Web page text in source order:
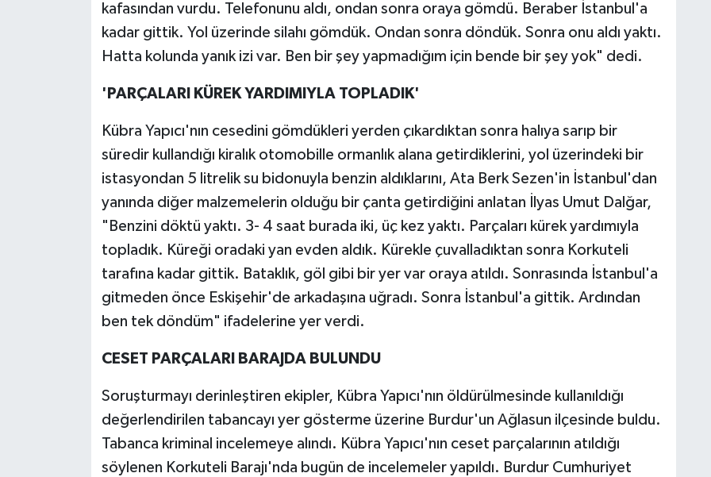
kafasından vurdu. Telefonunu aldı, ondan sonra oraya gömdü. Beraber İstanbul'a
kadar gittik. Yol üzerinde silahı gömdük. Ondan sonra döndük. Sonra onu aldı yaktı.
Hatta kolunda yanık izi var. Ben bir şey yapmadığım için bende bir şey yok" dedi.
'PARÇALARI KÜREK YARDIMIYLA TOPLADIK'
Kübra Yapıcı'nın cesedini gömdükleri yerden çıkardıktan sonra halıya sarıp bir
süredir kullandığı kiralık otomobille ormanlık alana getirdiklerini, yol üzerindeki bir
istasyondan 5 litrelik su bidonuyla benzin aldıklarını, Ata Berk Sezen'in İstanbul'dan
yanında diğer malzemelerin olduğu bir çanta getirdiğini anlatan İlyas Umut Dalğar,
"Benzini döktü yaktı. 3- 4 saat burada iki, üç kez yaktı. Parçaları kürek yardımıyla
topladık. Küreği oradaki yan evden aldık. Kürekle çuvalladıktan sonra Korkuteli
tarafına kadar gittik. Bataklık, göl gibi bir yer var oraya atıldı. Sonrasında İstanbul'a
gitmeden önce Eskişehir'de arkadaşına uğradı. Sonra İstanbul'a gittik. Ardından
ben tek döndüm" ifadelerine yer verdi.
CESET PARÇALARI BARAJDA BULUNDU
Soruşturmayı derinleştiren ekipler, Kübra Yapıcı'nın öldürülmesinde kullanıldığı
değerlendirilen tabancayı yer gösterme üzerine Burdur'un Ağlasun ilçesinde buldu.
Tabanca kriminal incelemeye alındı. Kübra Yapıcı'nın ceset parçalarının atıldığı
söylenen Korkuteli Barajı'nda bugün de incelemeler yapıldı. Burdur Cumhuriyet